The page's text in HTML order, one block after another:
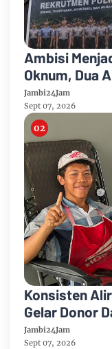
Ambisi
Oknum, Dua
Diduga Tipu
Kelulusan
Jambi24Jam
Sept 07, 2026
Konsisten
Gelar Donor
Anniversary
Jambi24Jam
Sept 07, 2026